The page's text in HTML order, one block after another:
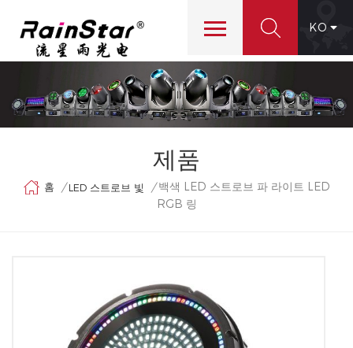
KO
제품
홈 / LED 스트로브 빛 / 백색 LED 스트로브 파 라이트 LED
RGB 링